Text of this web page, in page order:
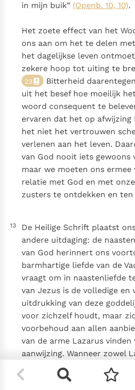
in mijn buik” (Openb. 10, 10).
Het zoete effect van het
ons aan om het te delen
het dagelijkse leven
zekere hoop tot uiting te
23
Bitterheid
uit het besef hoe moeilijk
woord consequent te
ervaren dat het op
het niet het vertrouwen
verlenen aan het leven.
van God nooit iets gewoons
maar we moeten ons ermee
relatie met God en met
zusters te ontdekken en ten
13
De Heilige Schrift plaatst
andere uitdaging: de
van God herinnert ons
barmhartige liefde van de
vraagt om in naastenliefde
van Jezus is de volledige en
uitdrukking van deze
voor zichzelf houdt, maar
voorbehoud aan allen
van de arme Lazarus
aanwijzing. Wanneer zowel
man sterft, vraagt deze
in de schoot van Abraham